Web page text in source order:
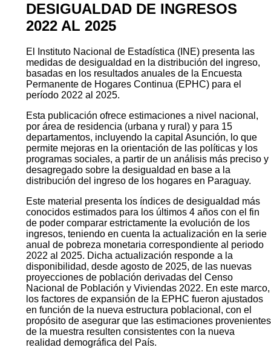
DESIGUALDAD DE INGRESOS
2022 AL 2025
El Instituto Nacional de Estadística (INE) presenta las
medidas de desigualdad en la distribución del ingreso,
basadas en los resultados anuales de la Encuesta
Permanente de Hogares Continua (EPHC) para el
período 2022 al 2025.
Esta publicación ofrece estimaciones a nivel nacional,
por área de residencia (urbana y rural) y para 15
departamentos, incluyendo la capital Asunción, lo que
permite mejoras en la orientación de las políticas y los
programas sociales, a partir de un análisis más preciso y
desagregado sobre la desigualdad en base a la
distribución del ingreso de los hogares en Paraguay.
Este material presenta los índices de desigualdad más
conocidos estimados para los últimos 4 años con el fin
de poder comparar estrictamente la evolución de los
ingresos, teniendo en cuenta la actualización en la serie
anual de pobreza monetaria correspondiente al periodo
2022 al 2025. Dicha actualización responde a la
disponibilidad, desde agosto de 2025, de las nuevas
proyecciones de población derivadas del Censo
Nacional de Población y Viviendas 2022. En este marco,
los factores de expansión de la EPHC fueron ajustados
en función de la nueva estructura poblacional, con el
propósito de asegurar que las estimaciones provenientes
de la muestra resulten consistentes con la nueva
realidad demográfica del País.